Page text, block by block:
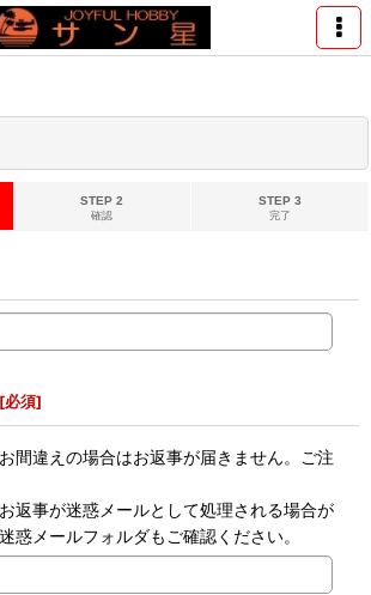
STEP 2
確認
STEP 3
完了
[必須]
間違えの場合はお返事が届きません。ご注
返事が迷惑メールとして処理される場合が
惑メールフォルダもご確認ください。